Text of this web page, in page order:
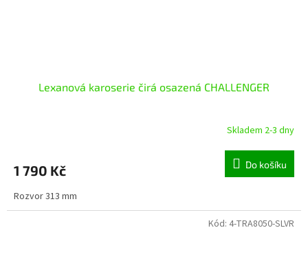
Lexanová karoserie čirá osazená CHALLENGER
Skladem 2-3 dny
1 790 Kč Do košíku
Rozvor 313 mm
Kód: 4-TRA8050-SLVR